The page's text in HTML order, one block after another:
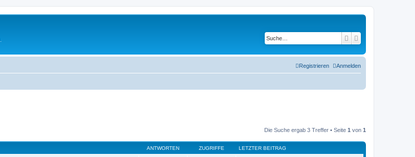
Suche
Anmelden
Registrieren
Die Suche ergab 3 Treffer • Seite 1 von 1
ANTWORTEN ZUGRIFFE LETZTER BEITRAG